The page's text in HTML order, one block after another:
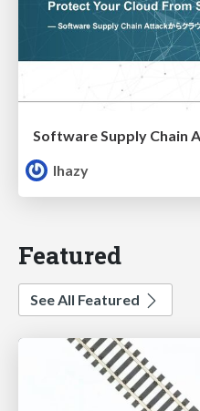
lhazy
Featured
See All Featured